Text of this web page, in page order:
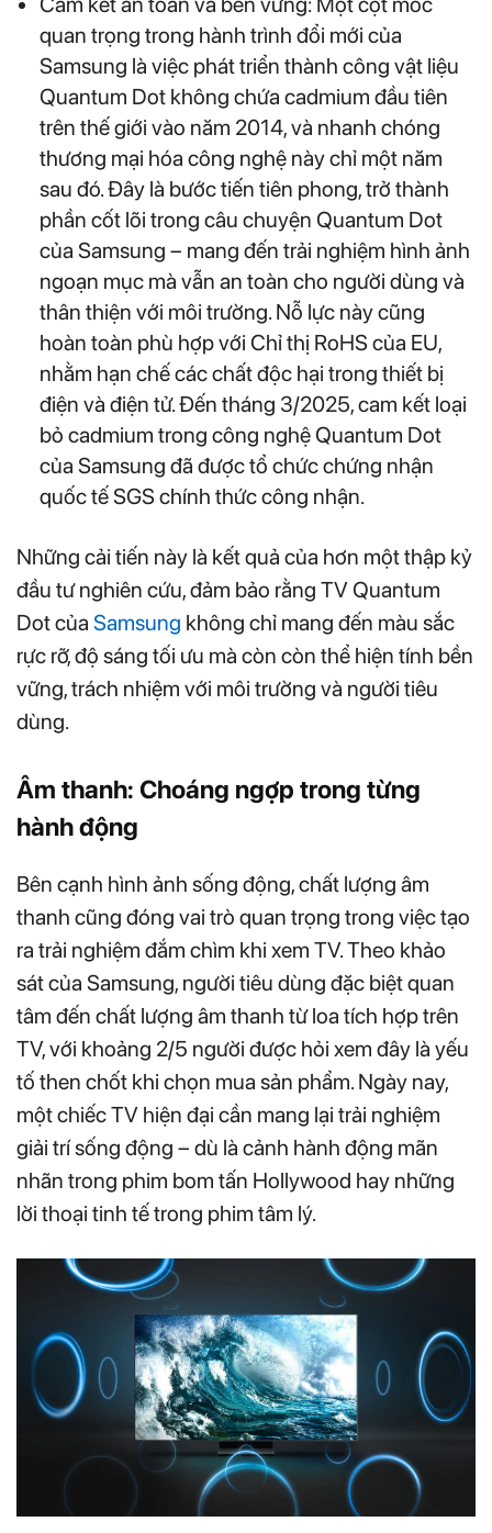
quan trọng trong hành trình đổi mới của
Samsung là việc phát triển thành công vật liệu
Quantum Dot không chứa cadmium đầu tiên
trên thế giới vào năm 2014, và nhanh chóng
thương mại hóa công nghệ này chỉ một năm
sau đó. Đây là bước tiến tiên phong, trở thành
phần cốt lõi trong câu chuyện Quantum Dot
của Samsung – mang đến trải nghiệm hình ảnh
ngoạn mục mà vẫn an toàn cho người dùng và
thân thiện với môi trường. Nỗ lực này cũng
hoàn toàn phù hợp với Chỉ thị RoHS của EU,
nhằm hạn chế các chất độc hại trong thiết bị
điện và điện tử. Đến tháng 3/2025, cam kết loại
bỏ cadmium trong công nghệ Quantum Dot
của Samsung đã được tổ chức chứng nhận
quốc tế SGS chính thức công nhận.
Những cải tiến này là kết quả của hơn một thập kỷ
đầu tư nghiên cứu, đảm bảo rằng TV Quantum
Dot của Samsung không chỉ mang đến màu sắc
rực rỡ, độ sáng tối ưu mà còn còn thể hiện tính bền
vững, trách nhiệm với môi trường và người tiêu
dùng.
Âm thanh: Choáng ngợp trong từng
hành động
Bên cạnh hình ảnh sống động, chất lượng âm
thanh cũng đóng vai trò quan trọng trong việc tạo
ra trải nghiệm đắm chìm khi xem TV. Theo khảo
sát của Samsung, người tiêu dùng đặc biệt quan
tâm đến chất lượng âm thanh từ loa tích hợp trên
TV, với khoảng 2/5 người được hỏi xem đây là yếu
tố then chốt khi chọn mua sản phẩm. Ngày nay,
một chiếc TV hiện đại cần mang lại trải nghiệm
giải trí sống động – dù là cảnh hành động mãn
nhãn trong phim bom tấn Hollywood hay những
lời thoại tinh tế trong phim tâm lý.